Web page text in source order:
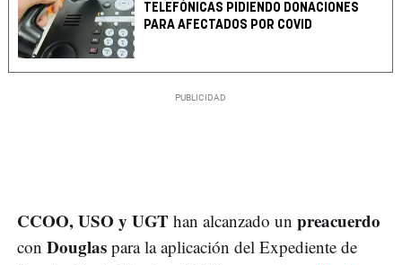
TELEFÓNICAS PIDIENDO DONACIONES
PARA AFECTADOS POR COVID
CCOO, USO y UGT han alcanzado un preacuerdo
con Douglas para la aplicación del Expediente de